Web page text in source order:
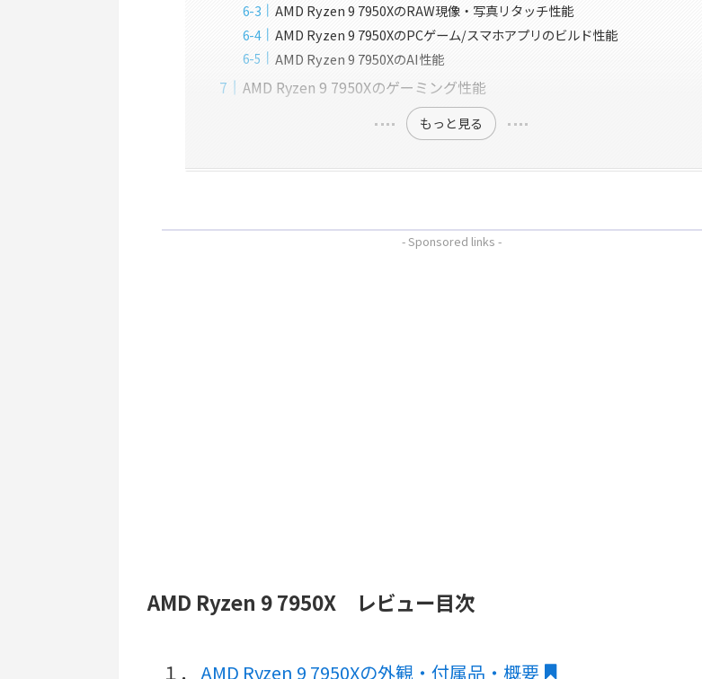
AMD Ryzen 9 7950XのRAW現像・写真リタッチ性能
AMD Ryzen 9 7950XのPCゲーム/スマホアプリのビルド性能
AMD Ryzen 9 7950XのAI性能
AMD Ryzen 9 7950Xのゲーミング性能
もっと見る
- Sponsored links -
AMD Ryzen 9 7950X レビュー目次
１． AMD Ryzen 9 7950Xの外観・付属品・概要